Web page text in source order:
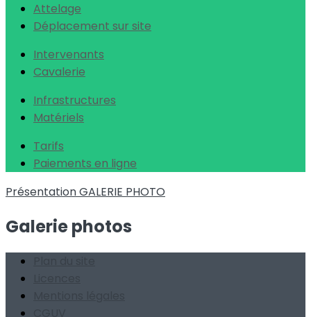
Attelage
Déplacement sur site
Intervenants
Cavalerie
Infrastructures
Matériels
Tarifs
Paiements en ligne
PrésentationGALERIE PHOTO
Galerie photos